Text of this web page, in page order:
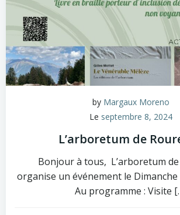
by Margaux Moreno
Le septembre 8, 2024
L’arboretum de
Bonjour à tous, L’arboretum
organise un événement le
Au programme : Visite